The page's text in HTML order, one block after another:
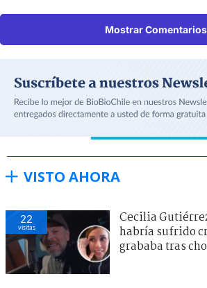
Mostrar Comentarios
VISTO AHORA
22
visitas
Cecilia
habría sufrido
grababa tras